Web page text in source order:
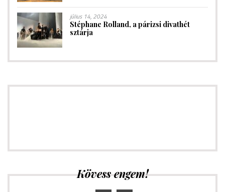
július 14, 2024
Stéphane Rolland, a párizsi divathét
sztárja
Kövess engem!